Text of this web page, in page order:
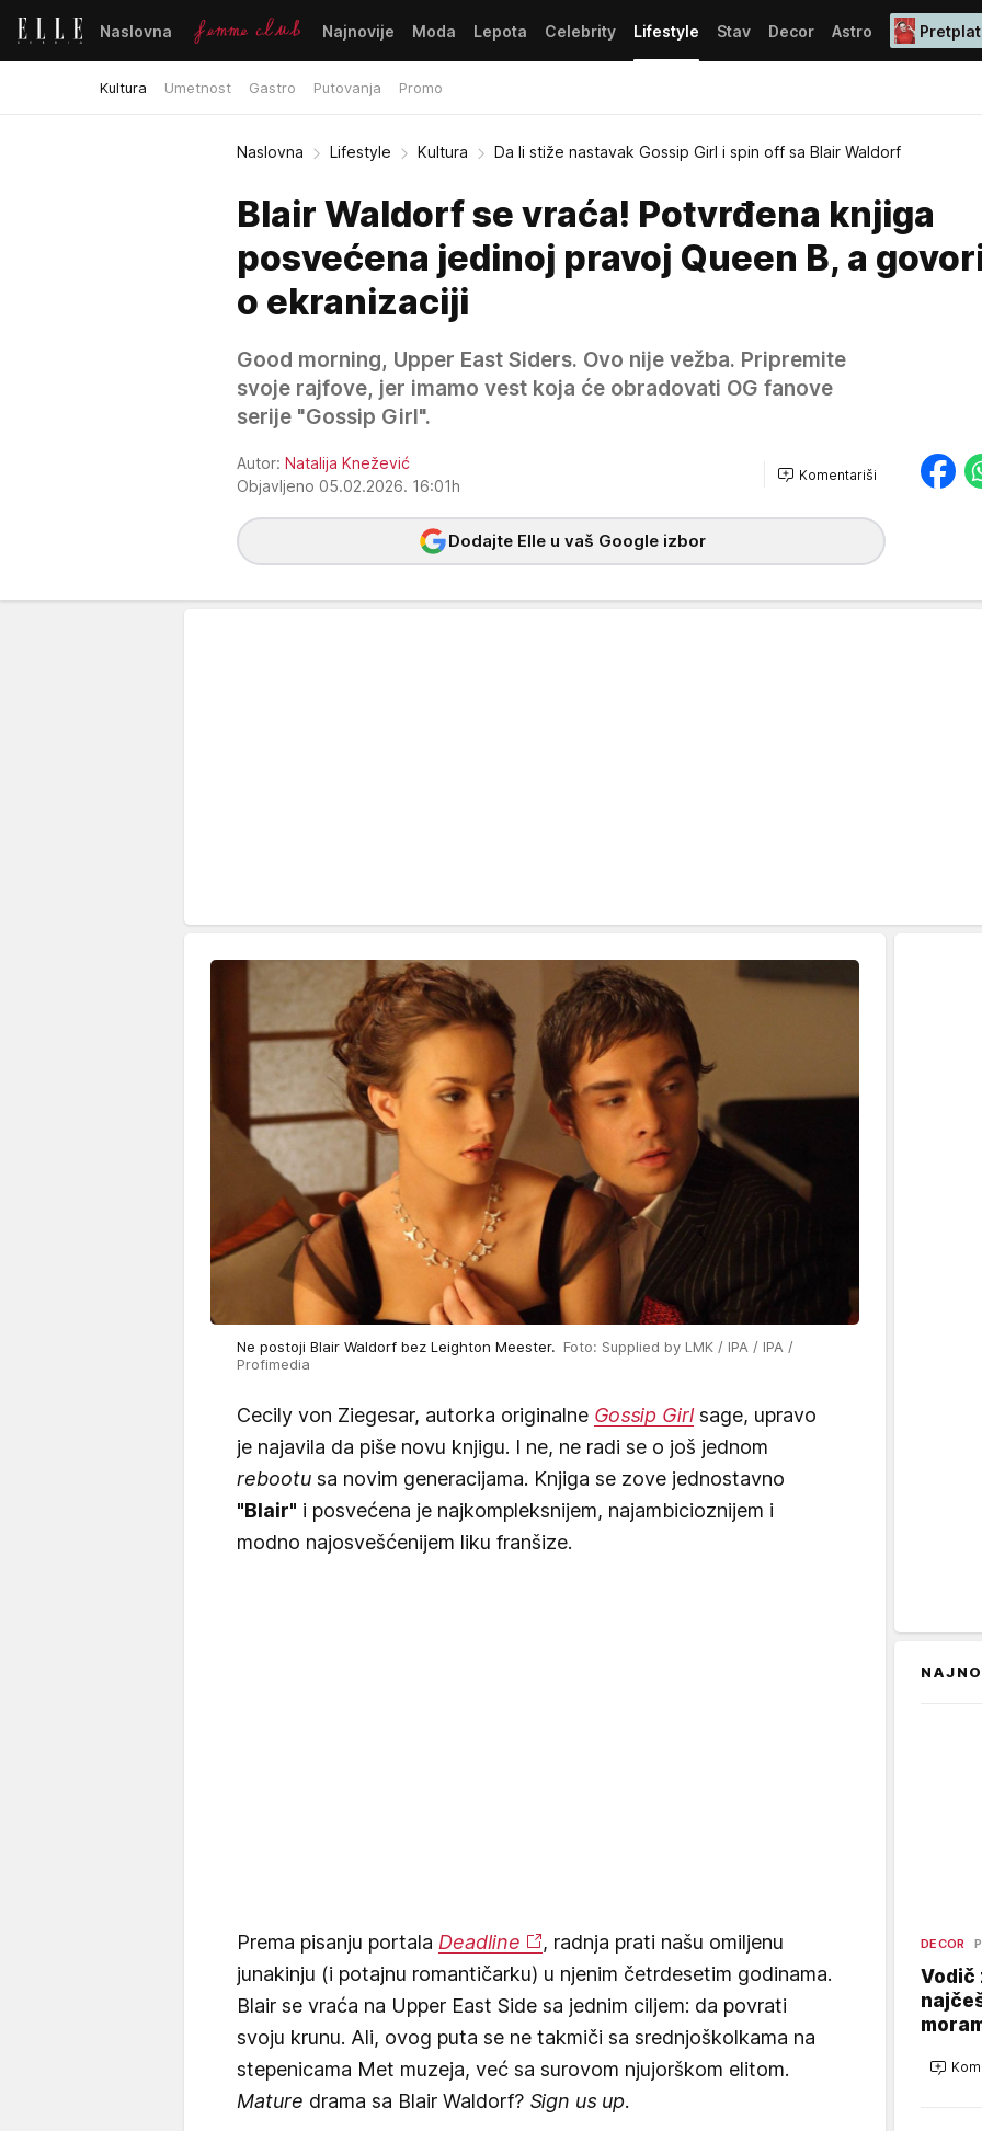
Naslovna Najnovije Moda Lepota Celebrity Lifestyle
Kultura Umetnost Gastro Putovanja Promo
Stav Decor Astro
Naslovna Lifestyle Kultura Da li stiže nastavak Gossip Girl i spin off sa Blair Waldorf
Blair Waldorf se vraća! Potvrđena knjiga
posvećena jedinoj pravoj Queen B, a
o ekranizaciji
Good morning, Upper East Siders. Ovo nije vežba. Pripremite
svoje rajfove, jer imamo vest koja će obradovati OG fanove
serije "Gossip Girl".
Autor: Natalija Knežević
Objavljeno 05.02.2026. 16:01h
Komentariši
Dodajte Elle u vaš Google izbor
Ne postoji Blair Waldorf bez Leighton Meester. Foto: Supplied by LMK / IPA / IPA /
Profimedia
Cecily von Ziegesar, autorka originalne Gossip Girlsage, upravo
je najavila da piše novu knjigu. I ne, ne radi se o još jednom
rebootu sa novim generacijama. Knjiga se zove jednostavno
"Blair" i posvećena je najkompleksnijem, najambicioznijem i
modno najosvešćenijem liku franšize.
Prema pisanju portala Deadline
, radnja prati našu omiljenu
junakinju (i potajnu romantičarku) u njenim četrdesetim godinama.
Blair se vraća na Upper East Side sa jednim ciljem: da povrati
svoju krunu. Ali, ovog puta se ne takmiči sa srednjoškolkama na
stepenicama Met muzeja, već sa surovom njujorškom elitom.
Mature drama sa Blair Waldorf? Sign us up.
DECOR
Vodič